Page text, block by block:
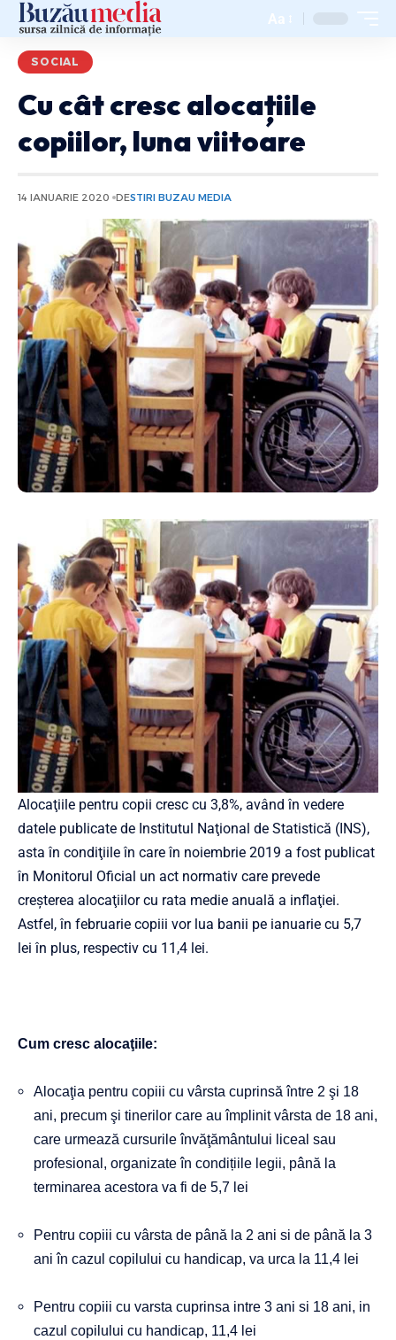
Aa
SOCIAL
Cu cât cresc alocațiile
copiilor, luna viitoare
14 IANUARIE 2020 DESTIRI BUZAU MEDIA
Alocaţiile pentru copii cresc cu 3,8%, având în vedere
datele publicate de Institutul Naţional de Statistică (INS),
asta în condiţiile în care în noiembrie 2019 a fost publicat
în Monitorul Oficial un act normativ care prevede
creşterea alocaţiilor cu rata medie anuală a inflaţiei.
Astfel, în februarie copiii vor lua banii pe ianuarie cu 5,7
lei în plus, respectiv cu 11,4 lei.
Cum cresc alocaţiile:
Alocaţia pentru copiii cu vârsta cuprinsă între 2 şi 18
ani, precum şi tinerilor care au împlinit vârsta de 18 ani,
care urmează cursurile învăţământului liceal sau
profesional, organizate în condițiile legii, până la
terminarea acestora va fi de 5,7 lei
Pentru copiii cu vârsta de până la 2 ani si de până la 3
ani în cazul copilului cu handicap, va urca la 11,4 lei
Pentru copiii cu varsta cuprinsa intre 3 ani si 18 ani, in
cazul copilului cu handicap, 11,4 lei